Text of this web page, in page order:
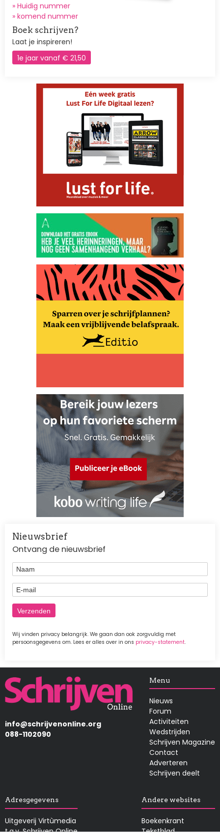
» Huidig nummer
» komend nummer
Boek schrijven?
Laat je inspireren!
1e jaar vanaf € 21,50
Nieuwsbrief
Ontvang de nieuwsbrief
Naam
E-mail
Wij vinden privacy belangrijk. We gaan dan ook zorgvuldig met
persoonsgegevens om. Lees er alles over in ons privacy-statement.
Afbeelding
info@schrijvenonline.org
088-1102090
Menu
Nieuws
Forum
Activiteiten
Wedstrijden
Schrijven Magazine
Contact
Adverteren
Schrijven deelt
Adresgegevens
Uitgeverij Virtùmedia
t.a.v. Schrijven Online
Andere websites
Boekenkrant
Tekstblad